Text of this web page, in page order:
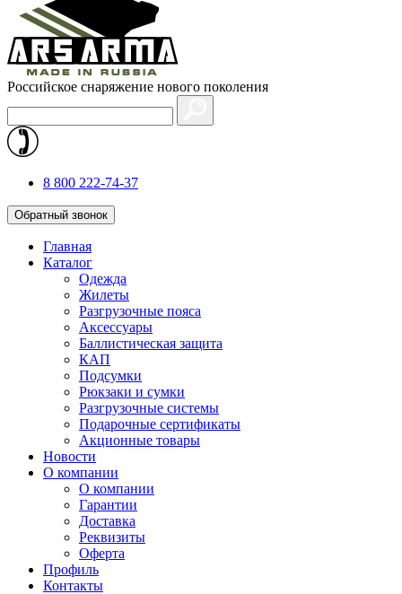
Российское снаряжение нового поколения
8 800 222-74-37
Обратный звонок
Главная
Каталог
Одежда
Жилеты
Разгрузочные пояса
Аксессуары
Баллистическая защита
КАП
Подсумки
Рюкзаки и сумки
Разгрузочные системы
Подарочные сертификаты
Акционные товары
Новости
О компании
О компании
Гарантии
Доставка
Реквизиты
Оферта
Профиль
Контакты